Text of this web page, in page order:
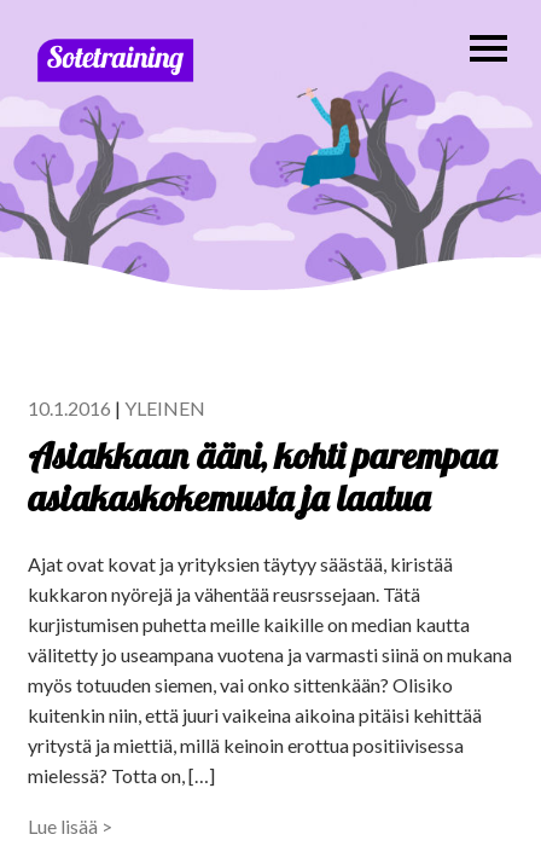
10.1.2016 | YLEINEN
Asiakkaan ääni, kohti parempaa
asiakaskokemusta ja laatua
Ajat ovat kovat ja yrityksien täytyy säästää, kiristää
kukkaron nyörejä ja vähentää reusrssejaan. Tätä
kurjistumisen puhetta meille kaikille on median kautta
välitetty jo useampana vuotena ja varmasti siinä on mukana
myös totuuden siemen, vai onko sittenkään? Olisiko
kuitenkin niin, että juuri vaikeina aikoina pitäisi kehittää
yritystä ja miettiä, millä keinoin erottua positiivisessa
mielessä? Totta on, […]
Lue lisää >